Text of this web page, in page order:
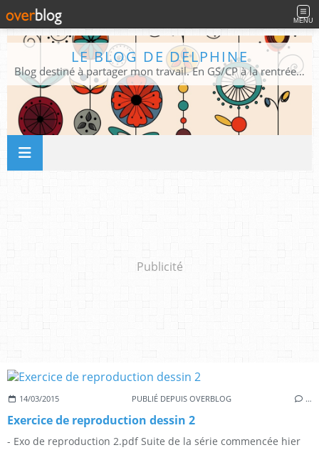
MENU
LE BLOG DE DELPHINE
Blog destiné à partager mon travail. En GS/CP à la rentrée 2026/2027 !
Publicité
14/03/2015 PUBLIÉ DEPUIS OVERBLOG …
Exercice de reproduction dessin 2
- Exo de reproduction 2.pdf Suite de la série commencée hier